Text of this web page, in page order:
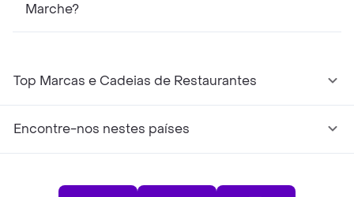
Marche?
Top Marcas e Cadeias de Restaurantes
Encontre-nos nestes países